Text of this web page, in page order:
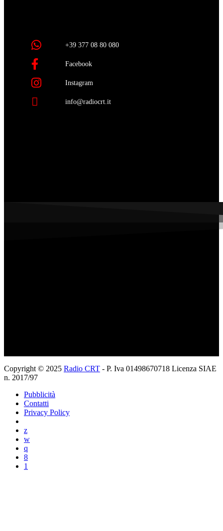
+39 377 08 80 080
Facebook
Instagram
info@radiocrt.it
Copyright © 2025 Radio CRT - P. Iva 01498670718 Licenza SIAE
n. 2017/97
Pubblicità
Contatti
Privacy Policy